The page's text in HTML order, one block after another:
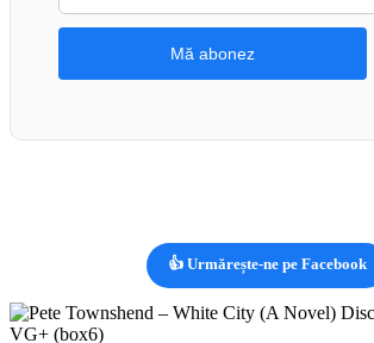
👍 Urmărește-ne pe Facebook